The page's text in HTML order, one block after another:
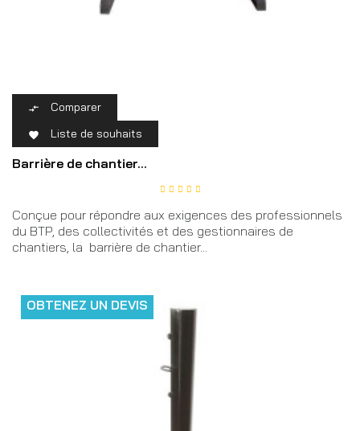
 Comparer
 Liste de souhaits
Barrière de chantier...
Conçue pour répondre aux exigences des professionnels
du BTP, des collectivités et des gestionnaires de
chantiers, la barrière de chantier...
OBTENEZ UN DEVIS